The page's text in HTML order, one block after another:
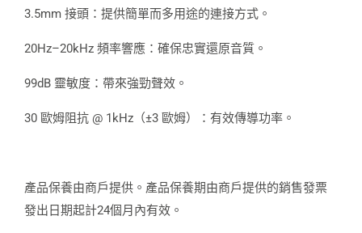
3.5mm 接頭：提供簡單而多用途的連接方式。
20Hz–20kHz 頻率響應：確保忠實還原音質。
99dB 靈敏度：帶來強勁聲效。
30 歐姆阻抗 @ 1kHz（±3 歐姆）：有效傳導功率。
產品保養由商戶提供。產品保養期由商戶提供的銷售發票
發出日期起計24個月內有效。